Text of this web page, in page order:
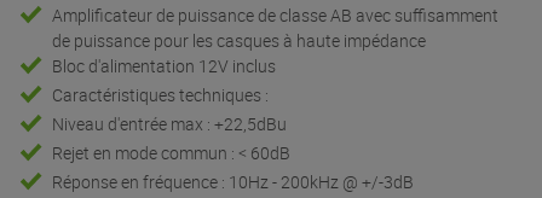
Amplificateur de puissance de classe AB avec suffisamment
de puissance pour les casques à haute impédance
Bloc d'alimentation 12V inclus
Caractéristiques techniques :
Niveau d'entrée max : +22,5dBu
Rejet en mode commun : < 60dB
Réponse en fréquence : 10Hz - 200kHz @ +/-3dB